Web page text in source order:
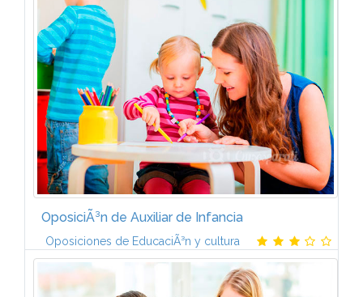
Temarios propios actualizados por nuestro equipo
de preparadores y adecuados a las convocatorias
correspondientes
OposiciÃ³n de Auxiliar de Infancia
Oposiciones de EducaciÃ³n y cultura
Temarios propios actualizados por nuestro equipo
de preparadores y adecuados a las convocatorias